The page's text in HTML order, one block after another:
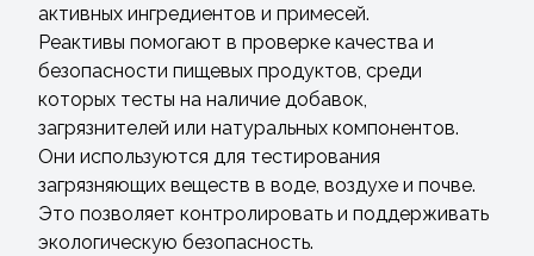
активных ингредиентов и примесей.
Реактивы помогают в проверке качества и
безопасности пищевых продуктов, среди
которых тесты на наличие добавок,
загрязнителей или натуральных компонентов.
Они используются для тестирования
загрязняющих веществ в воде, воздухе и почве.
Это позволяет контролировать и поддерживать
экологическую безопасность.